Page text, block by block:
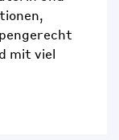
mit viel